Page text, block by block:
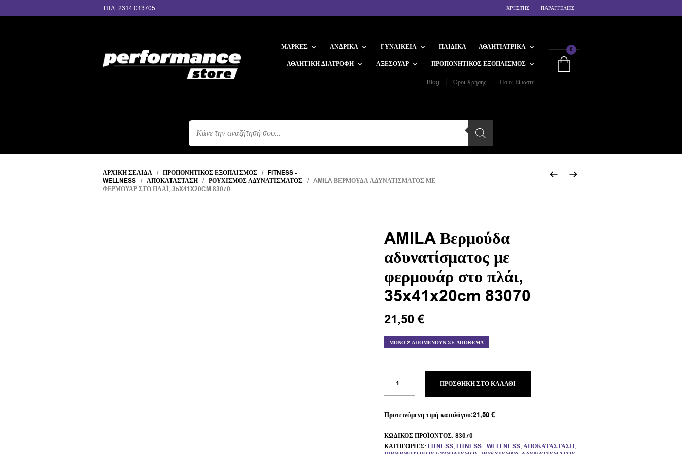
ΤΗΛ: 2314 013705 ΧΡΗΣΤΗΣ ΠΑΡΑΓΓΕΛΙΕΣ
ΜΆΡΚΕΣ ΑΝΔΡΙΚΆ ΓΥΝΑΙΚΕΊΑ ΠΑΙΔΙΚΆ
ΑΘΛΗΤΙΑΤΡΙΚΆ
ΑΘΛΗΤΙΚΉ ΔΙΑΤΡΟΦΉ
ΑΞΕΣΟΥΆΡ ΠΡΟΠΟΝΗΤΙΚΌΣ ΕΞΟΠΛΙΣΜΌΣ
Blog Όροι Χρήσης Ποιοί Είμαστε
0
ΑΝΑΖΉΤΗΣΗ
ΠΡΟΪΌΝΤΩΝ
ΑΡΧΙΚΉ ΣΕΛΊΔΑ / ΠΡΟΠΟΝΗΤΙΚΌΣ ΕΞΟΠΛΙΣΜΌΣ / FITNESS -
WELLNESS / ΑΠΟΚΑΤΆΣΤΑΣΗ / ΡΟΥΧΙΣΜΌΣ ΑΔΥΝΑΤΊΣΜΑΤΟΣ / AMILA ΒΕΡΜΟΎΔΑ ΑΔΥΝΑΤΊΣΜΑΤΟΣ ΜΕ
ΦΕΡΜΟΥΆΡ ΣΤΟ ΠΛΆΙ, 35X41X20CM 83070
AMILA Βερμούδα
αδυνατίσματος με
φερμουάρ στο πλάι,
35x41x20cm 83070
21,50€
ΜΌΝΟ 2 ΑΠΟΜΈΝΟΥΝ ΣΕ ΑΠΌΘΕΜΑ
ΠΡΟΣΘΉΚΗ ΣΤΟ ΚΑΛΆΘΙ
Προτεινόμενη τιμή καταλόγου:21,50€
ΚΩΔΙΚΌΣ ΠΡΟΪΌΝΤΟΣ: 83070
ΚΑΤΗΓΟΡΊΕΣ: FITNESS, FITNESS - WELLNESS,ΑΠΟΚΑΤΆΣΤΑΣΗ,